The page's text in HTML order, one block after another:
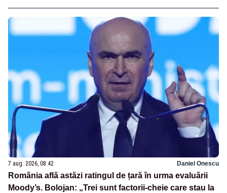
7 aug. 2026, 08:42 Daniel Onescu
România află astăzi ratingul de țară în urma evaluării
Moody’s. Bolojan: „Trei sunt factorii-cheie care stau la